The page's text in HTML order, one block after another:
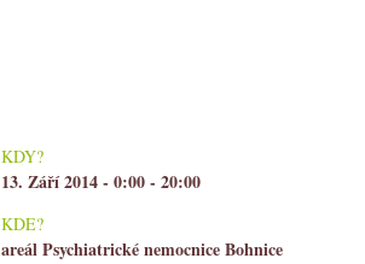
KDY?
13. Září 2014 - 0:00- 20:00
KDE?
areál Psychiatrické nemocnice Bohnice